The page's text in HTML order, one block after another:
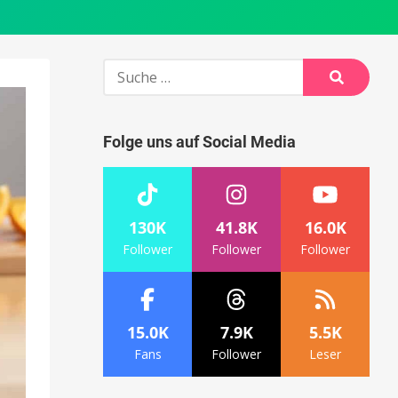
Suche
Suche
Folge uns auf Social Media
130K
Follower
41.8K
Follower
16.0K
Follower
15.0K
Fans
7.9K
Follower
5.5K
Leser